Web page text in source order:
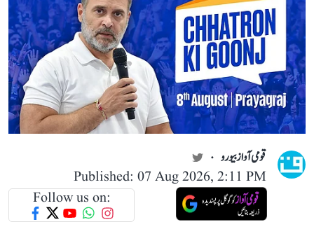
قومی آواز بیورو
Published: 07 Aug 2026, 2:11 PM
Follow us on: